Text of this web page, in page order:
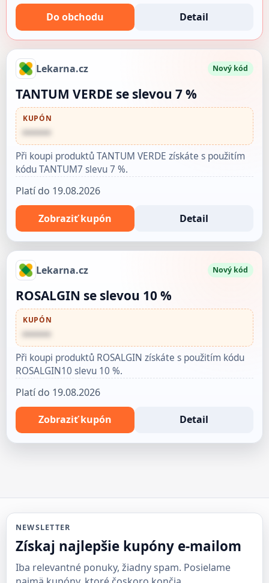
Do obchodu Detail
Lekarna.cz Nový kód
TANTUM VERDE se slevou 7 %
KUPÓN
••••••
Při koupi produktů TANTUM VERDE získáte s použitím
kódu TANTUM7 slevu 7 %.
Platí do 19.08.2026
Zobraziť kupón Detail
Lekarna.cz Nový kód
ROSALGIN se slevou 10 %
KUPÓN
••••••
Při koupi produktů ROSALGIN získáte s použitím kódu
ROSALGIN10 slevu 10 %.
Platí do 19.08.2026
Zobraziť kupón Detail
NEWSLETTER
Získaj najlepšie kupóny e-mailom
Iba relevantné ponuky, žiadny spam. Posielame